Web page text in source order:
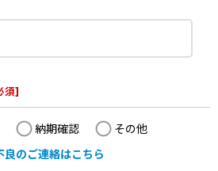
須]
納期確認
その他
のご連絡はこちら